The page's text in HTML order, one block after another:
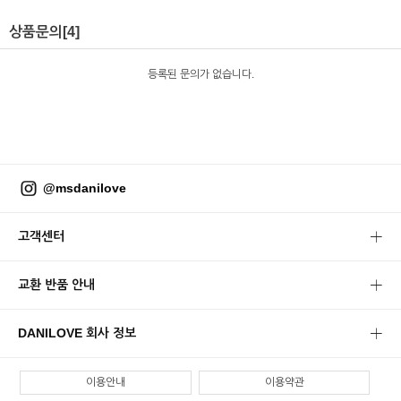
상품문의 [4]
등록된 문의가 없습니다.
@msdanilove
고객센터
교환 반품 안내
DANILOVE 회사 정보
이용안내 이용약관